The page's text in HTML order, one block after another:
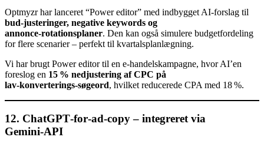
Optmyzr har lanceret “Power editor” med indbygget AI‑forslag til
bud‑justeringer, negative keywords og
annonce‑rotationsplaner. Den kan også simulere budgetfordeling
for flere scenarier – perfekt til kvartalsplanlægning.
Vi har brugt Power editor til en e‑handelskampagne, hvor AI’en
foreslog en 15 % nedjustering af CPC på
lav‑konverterings‑søgeord, hvilket reducerede CPA med 18 %.
12. ChatGPT‑for‑ad‑copy – integreret via
Gemini‑API